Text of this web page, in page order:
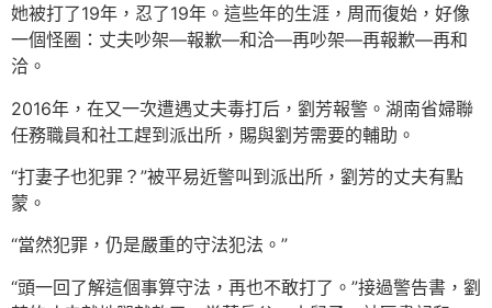
她被打了19年，忍了19年。這些年的生涯，周而復始，好像
一個怪圈：丈夫吵架—報歉—和洽—再吵架—再報歉—再和
洽。
2016年，在又一次遭遇丈夫毒打后，劉芳報警。湖南省婦聯
任務職員和社工趕到派出所，賜與劉芳需要的輔助。
“打妻子也犯罪？”被平易近警叫到派出所，劉芳的丈夫有點
蒙。
“當然犯罪，仍是嚴重的守法犯法。”
“頭一回了解這個事算守法，再也不敢打了。”接過警告書，劉